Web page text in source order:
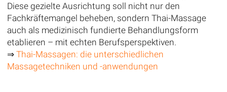
Diese gezielte Ausrichtung soll nicht nur den
Fachkräftemangel beheben, sondern Thai-Massage
auch als medizinisch fundierte Behandlungsform
etablieren – mit echten Berufsperspektiven.
⇒ Thai-Massagen: die unterschiedlichen
Massagetechniken und -anwendungen